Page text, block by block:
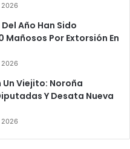
Del Año Han Sido
Mañosos Por Extorsión En
Un Viejito: Noroña
Y Desata Nueva